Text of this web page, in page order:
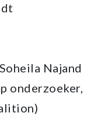
Soheila Najand
onderzoeker,